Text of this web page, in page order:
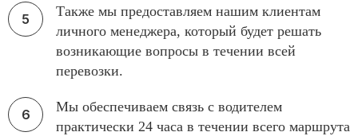
Также мы предоставляем нашим клиентам
личного менеджера, который будет решать
возникающие вопросы в течении всей
перевозки.
Мы обеспечиваем связь с водителем
практически 24 часа в течении всего маршрута